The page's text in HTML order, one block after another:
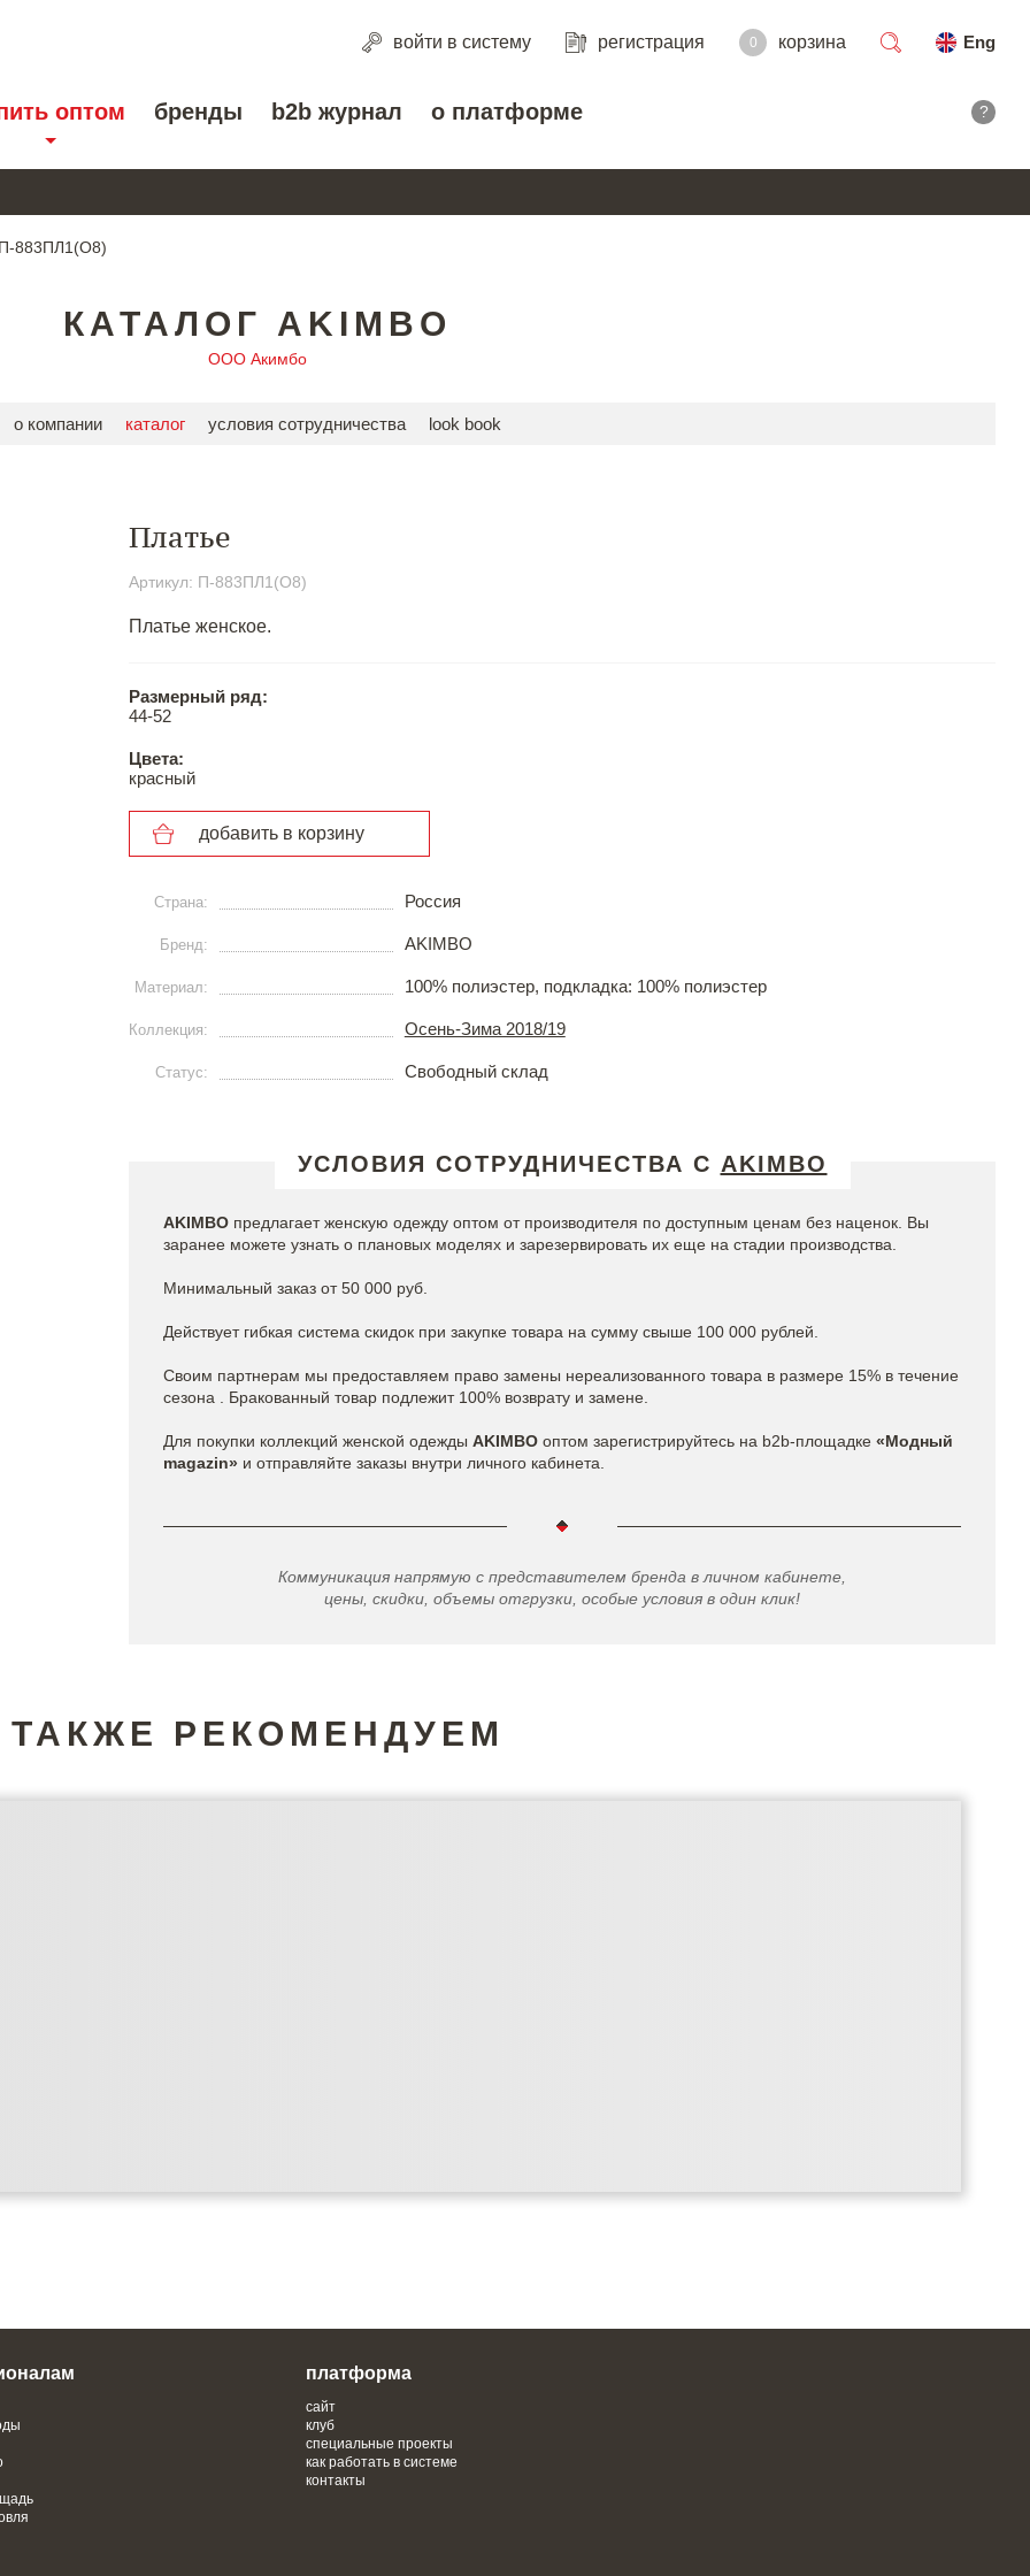
войти в систему регистрация 0 корзина
Eng
оптом бренды b2b журнал о платформе ?
883ПЛ1(О8)
КАТАЛОГ AKIMBO
ООО Акимбо
о компании каталог условия сотрудничества look book
Платье
Артикул: П-883ПЛ1(О8)
Платье женское.
Размерный ряд:
44-52
Цвета:
красный
добавить в корзину
Страна: Россия
Бренд: AKIMBO
Материал: 100% полиэстер, подкладка: 100% полиэстер
Коллекция: Осень-Зима 2018/19
Статус: Свободный склад
УСЛОВИЯ СОТРУДНИЧЕСТВА С AKIMBO
AKIMBO предлагает женскую одежду оптом от производителя по доступным ценам без наценок. Вы
заранее можете узнать о плановых моделях и зарезервировать их еще на стадии производства.
Минимальный заказ от 50 000 руб.
Действует гибкая система скидок при закупке товара на сумму свыше 100 000 рублей.
Своим партнерам мы предоставляем право замены нереализованного товара в размере 15% в течение
сезона . Бракованный товар подлежит 100% возврату и замене.
Для покупки коллекций женской одежды AKIMBO оптом зарегистрируйтесь на b2b-площадке «Модный
magazin» и отправляйте заказы внутри личного кабинета.
Коммуникация напрямую с представителем бренда в личном кабинете,
цены, скидки, объемы отгрузки, особые условия в один клик!
ТАКЖЕ РЕКОМЕНДУЕМ
платформа
сайт
клуб
специальные проекты
как работать в системе
контакты